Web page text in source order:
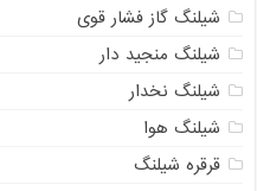
شیلنگ گاز فشار قوی
شیلنگ منجید دار
شیلنگ نخدار
شیلنگ هوا
قرقره شیلنگ